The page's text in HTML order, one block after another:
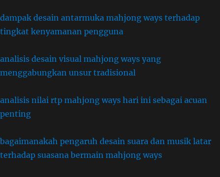
dampak desain antarmuka mahjong ways terhadap
tingkat kenyamanan pengguna
analisis desain visual mahjong ways yang
menggabungkan unsur tradisional
analisis nilai rtp mahjong ways hari ini sebagai acuan
penting
bagaimanakah pengaruh desain suara dan musik latar
terhadap suasana bermain mahjong ways